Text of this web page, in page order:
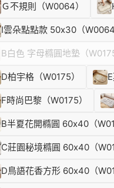
Ｇ不規則（W0064）
I雲朵點點款 50x30（W0064
B白色 字母橢圓地墊（W0175
D柏宇格（W0175）
F時尚巴黎（W0175）
B半夏花開橢圓 60x40（
C莊園秘境橢圓 60x40（
D鳥語花香方形 60x40（